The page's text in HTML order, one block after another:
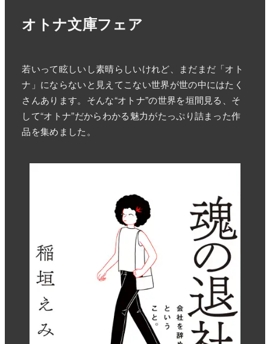
オトナ文庫フェア
若いって眩しいし素晴らしいけれど、まだまだ「オト
ナ」にならないと見えてこない世界が世の中にはたく
さんあります。そんな“オトナ”の世界を垣間見る、そ
して“オトナ”だからわかる魅力がたっぷり詰まった作
品を集めました。